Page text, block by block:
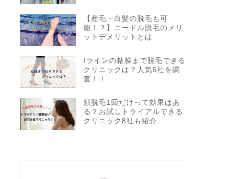
【産毛・白髪の脱毛も可
能！？】ニードル脱毛のメリ
ットデメリットとは
Iラインの粘膜まで脱毛できる
クリニックは？人気5社を調
査！！
顔脱毛1回だけって効果はあ
る？お試しトライアルできる
クリニック8社も紹介